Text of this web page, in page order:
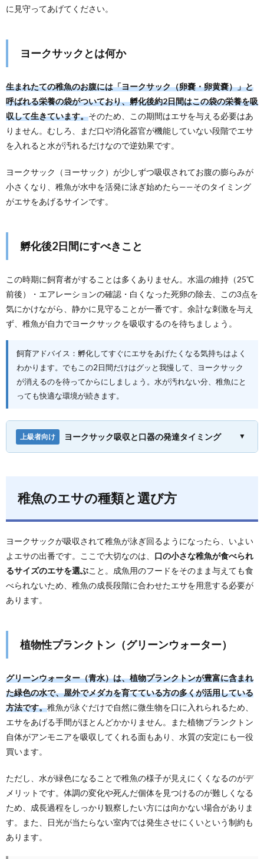
に見守ってあげてください。
ヨークサックとは何か
生まれたての稚魚のお腹には「ヨークサック（卵嚢・卵黄嚢）」と
呼ばれる栄養の袋がついており、孵化後約2日間はこの袋の栄養を吸
収して生きています。そのため、この期間はエサを与える必要はあ
りません。むしろ、まだ口や消化器官が機能していない段階でエサ
を入れると水が汚れるだけなので逆効果です。
ヨークサック（ヨーサック）が少しずつ吸収されてお腹の膨らみが
小さくなり、稚魚が水中を活発に泳ぎ始めたら——そのタイミング
がエサをあげるサインです。
孵化後2日間にすべきこと
この時期に飼育者がすることは多くありません。水温の維持（25℃
前後）・エアレーションの確認・白くなった死卵の除去、この3点を
気にかけながら、静かに見守ることが一番です。余計な刺激を与え
ず、稚魚が自力でヨークサックを吸収するのを待ちましょう。
飼育アドバイス：孵化してすぐにエサをあげたくなる気持ちはよく
わかります。でもこの2日間だけはグッと我慢して、ヨークサック
が消えるのを待ってからにしましょう。水が汚れない分、稚魚にと
っても快適な環境が続きます。
上級者向け ヨークサック吸収と口器の発達タイミング ▼
稚魚のエサの種類と選び方
ヨークサックが吸収されて稚魚が泳ぎ回るようになったら、いよい
よエサの出番です。ここで大切なのは、 口の小さな稚魚が食べられ
るサイズのエサを選ぶこと。成魚用のフードをそのまま与えても食
べられないため、稚魚の成長段階に合わせたエサを用意する必要が
あります。
植物性プランクトン（グリーンウォーター）
グリーンウォーター（青水）は、植物プランクトンが豊富に含まれ
た緑色の水で、屋外でメダカを育てている方の多くが活用している
方法です。稚魚が泳ぐだけで自然に微生物を口に入れられるため、
エサをあげる手間がほとんどかかりません。また植物プランクトン
自体がアンモニアを吸収してくれる面もあり、水質の安定にも一役
買います。
ただし、水が緑色になることで稚魚の様子が見えにくくなるのがデ
メリットです。体調の変化や死んだ個体を見つけるのが難しくなる
ため、成長過程をしっかり観察したい方には向かない場合がありま
す。また、日光が当たらない室内では発生させにくいという制約も
あります。